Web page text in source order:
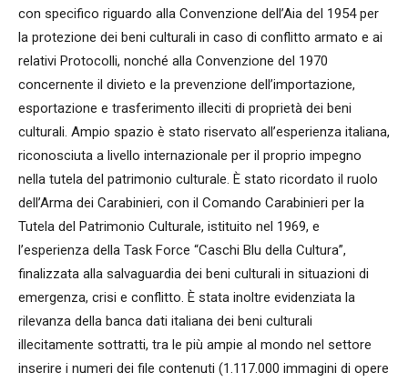
con specifico riguardo alla Convenzione dell’Aia del 1954 per
la protezione dei beni culturali in caso di conflitto armato e ai
relativi Protocolli, nonché alla Convenzione del 1970
concernente il divieto e la prevenzione dell’importazione,
esportazione e trasferimento illeciti di proprietà dei beni
culturali. Ampio spazio è stato riservato all’esperienza italiana,
riconosciuta a livello internazionale per il proprio impegno
nella tutela del patrimonio culturale. È stato ricordato il ruolo
dell’Arma dei Carabinieri, con il Comando Carabinieri per la
Tutela del Patrimonio Culturale, istituito nel 1969, e
l’esperienza della Task Force “Caschi Blu della Cultura”,
finalizzata alla salvaguardia dei beni culturali in situazioni di
emergenza, crisi e conflitto. È stata inoltre evidenziata la
rilevanza della banca dati italiana dei beni culturali
illecitamente sottratti, tra le più ampie al mondo nel settore
inserire i numeri dei file contenuti (1.117.000 immagini di opere